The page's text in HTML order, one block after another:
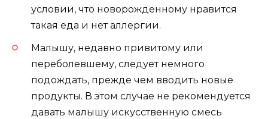
условии, что новорожденному нравится
такая еда и нет аллергии.
Малышу, недавно привитому или
переболевшему, следует немного
подождать, прежде чем вводить новые
продукты. В этом случае не рекомендуется
давать малышу искусственную смесь